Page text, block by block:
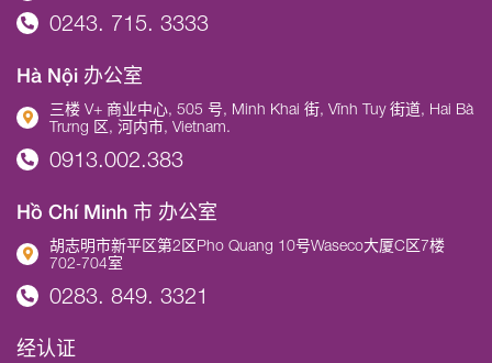
0243. 715. 3333
Hà Nội 办公室
三楼 V+ 商业中心, 505 号, Minh Khai 街, Vĩnh Tuy 街道, Hai Bà
Trưng 区, 河内市, Vietnam.
0913.002.383
Hồ Chí Minh 市 办公室
胡志明市新平区第2区Pho Quang 10号Waseco大厦C区7楼
702-704室
0283. 849. 3321
经认证